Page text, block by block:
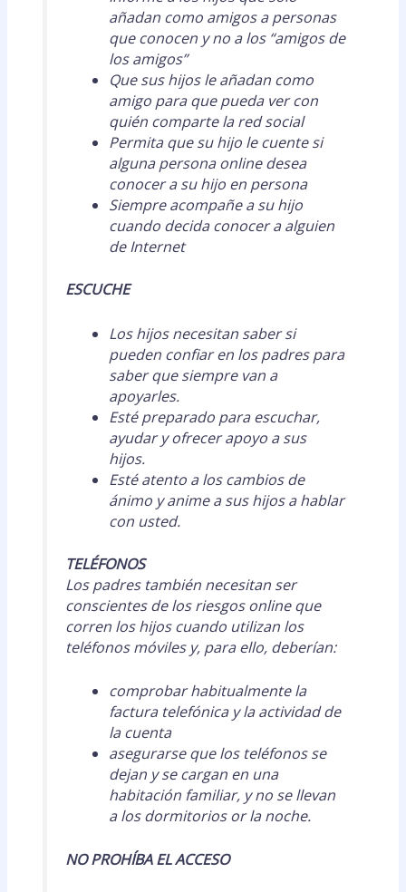
añadan como amigos a personas
que conocen y no a los “amigos de
los amigos”
Que sus hijos le añadan como
amigo para que pueda ver con
quién comparte la red social
Permita que su hijo le cuente si
alguna persona online desea
conocer a su hijo en persona
Siempre acompañe a su hijo
cuando decida conocer a alguien
de Internet
ESCUCHE
Los hijos necesitan saber si
pueden confiar en los padres para
saber que siempre van a
apoyarles.
Esté preparado para escuchar,
ayudar y ofrecer apoyo a sus
hijos.
Esté atento a los cambios de
ánimo y anime a sus hijos a hablar
con usted.
TELÉFONOS
Los padres también necesitan ser
conscientes de los riesgos online que
corren los hijos cuando utilizan los
teléfonos móviles y, para ello, deberían:
comprobar habitualmente la
factura telefónica y la actividad de
la cuenta
asegurarse que los teléfonos se
dejan y se cargan en una
habitación familiar, y no se llevan
a los dormitorios or la noche.
NO PROHÍBA EL ACCESO